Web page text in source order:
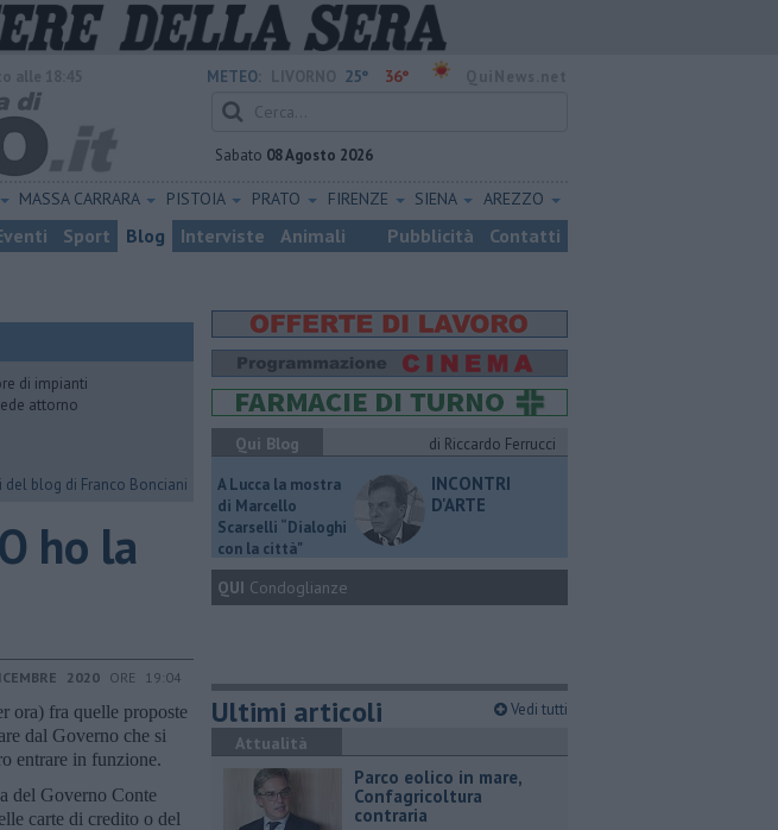
METEO: 25° 36°
Sabato 08 Agosto 2026
MASSA CARRARA PISTOIA PRATO FIRENZE SIENA AREZZO
Sport Blog Interviste Animali Pubblicità Contatti
di impianti
attorno
blog di Franco Bonciani
ho la
2020 ORE 19:04
ora) fra quelle proposte
dal Governo che si
entrare in funzione.
del Governo Conte
carte di credito o del
Qui Blog
di Riccardo Ferrucci
A Lucca la mostra
di Marcello
Scarselli “Dialoghi
con la città"
INCONTRI
D'ARTE
QUI Condoglianze
Ultimi articoli Vedi tutti
Attualità
Parco eolico in mare,
Confagricoltura
contraria